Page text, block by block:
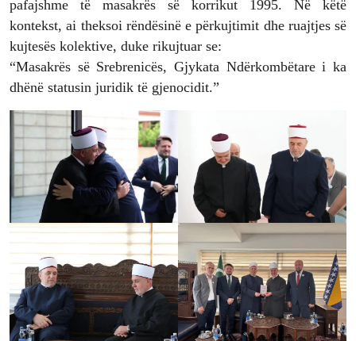
pafajshme të masakrës së korrikut 1995. Në këtë
kontekst, ai theksoi rëndësinë e përkujtimit dhe ruajtjes së
kujtesës kolektive, duke rikujtuar se:
“Masakrës së Srebrenicës, Gjykata Ndërkombëtare i ka
dhënë statusin juridik të gjenocidit.”